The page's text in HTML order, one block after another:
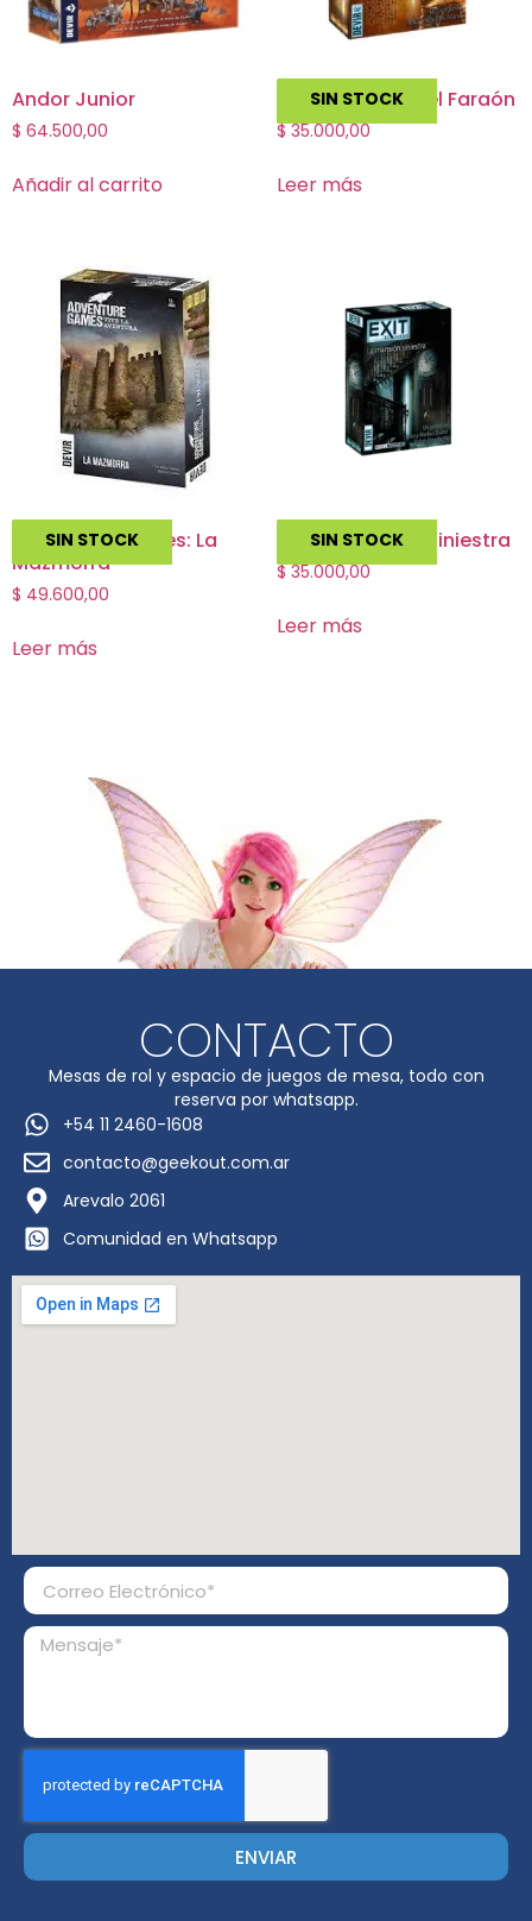
Andor Junior
$ 64.500,00
Añadir al carrito
SIN STOCK
Exit La Tumba del Faraón
$ 35.000,00
Leer más
SIN STOCK
Adventure Games: La
Mazmorra
$ 49.600,00
Leer más
SIN STOCK
Exit La Mansión Siniestra
$ 35.000,00
Leer más
CONTACTO
Mesas de rol y espacio de juegos de mesa, todo con
reserva por whatsapp.
+54 11 2460-1608
contacto@geekout.com.ar
Arevalo 2061
Comunidad en Whatsapp
ENVIAR